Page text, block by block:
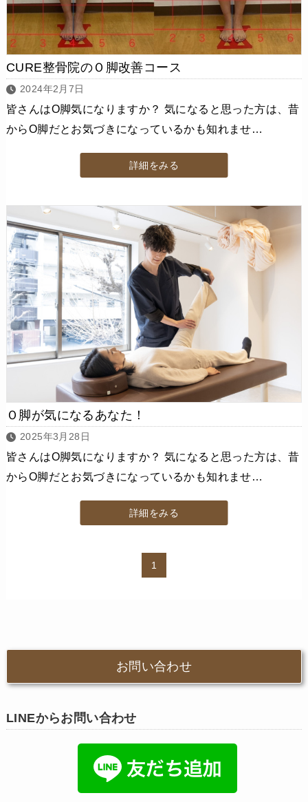
CURE整骨院のＯ脚改善コース
2024年2月7日
皆さんはO脚気になりますか？ 気になると思った方は、昔
からO脚だとお気づきになっているかも知れませ…
詳細をみる
Ｏ脚が気になるあなた！
2025年3月28日
皆さんはO脚気になりますか？ 気になると思った方は、昔
からO脚だとお気づきになっているかも知れませ…
詳細をみる
1
お問い合わせ
LINEからお問い合わせ